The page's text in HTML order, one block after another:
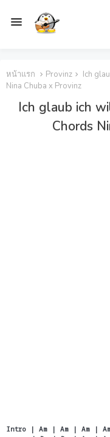
หน้าแรก Provinz
Ich
Nina Chuba x Provinz
Ich glaub ich
Chords
Intro | Am | Am | Am |